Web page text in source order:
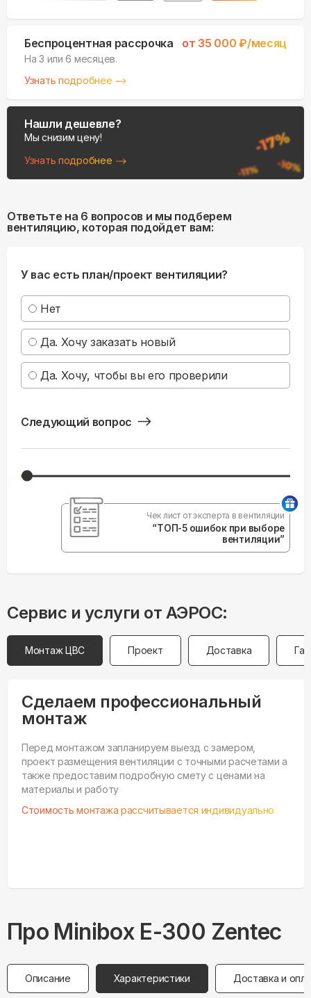
Беспроцентная рассрочка от 35 000 ₽/месяц
На 3 или 6 месяцев.
Узнать подробнее
Нашли дешевле?
Мы снизим цену!
Узнать подробнее
Ответьте на 6 вопросов и мы подберем
вентиляцию, которая подойдет вам:
У вас есть план/проект вентиляции?
Нет
Да. Хочу заказать новый
Да. Хочу, чтобы вы его проверили
Следующий вопрос
Чек лист от эксперта в вентиляции
“ТОП-5 ошибок при выборе
вентиляции”
Сервис и услуги от АЭРОС:
Монтаж ЦВС Проект Доставка
Сделаем профессиональный
монтаж
Перед монтажом запланируем выезд с замером,
проект размещения вентиляции с точными расчетами а
также предоставим подробную смету с ценами на
материалы и работу
Стоимость монтажа рассчитывается индивидуально
Про Minibox E-300 Zentec
Описание Характеристики Доставка и